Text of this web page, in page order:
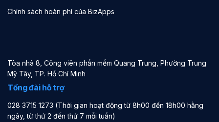
Chính sách hoàn phí của BizApps
Tòa nhà 8, Công viên phần mềm Quang Trung, Phường Trung
Mỹ Tây, TP. Hồ Chí Minh
Tổng đài hỗ trợ
028 3715 1273 (Thời gian hoạt động từ 8h00 đến 18h00 hằng
ngày, từ thứ 2 đến thứ 7 mỗi tuần)